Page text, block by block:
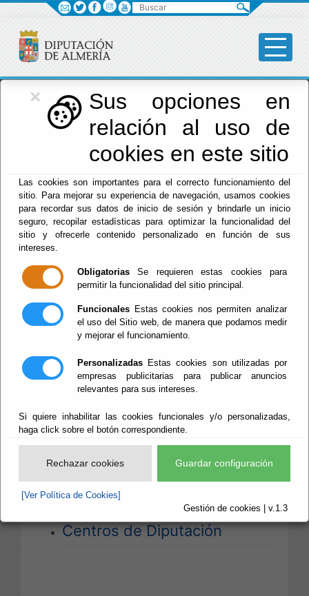
×
Sus opciones en
relación al uso de
cookies en este sitio
Las cookies son importantes para el correcto funcionamiento del
sitio. Para mejorar su experiencia de navegación, usamos cookies
para recordar sus datos de inicio de sesión y brindarle un inicio
seguro, recopilar estadísticas para optimizar la funcionalidad del
sitio y ofrecerle contenido personalizado en función de sus
intereses.
Obligatorias Se requieren estas cookies para
permitir la funcionalidad del sitio principal.
Funcionales Estas cookies nos permiten analizar
el uso del Sitio web, de manera que podamos medir
y mejorar el funcionamiento.
Personalizadas Estas cookies son utilizadas por
empresas publicitarias para publicar anuncios
relevantes para sus intereses.
Si quiere inhabilitar las cookies funcionales y/o personalizadas,
haga click sobre el botón correspondiente.
Rechazar cookies Guardar configuración
[Ver Política de Cookies]
Gestión de cookies | v.1.3
Diputación
Menú Diputación
Almería
Organigrama de la
Diputación de
Almería
Información de Organigrama y
Organización de la Diputación:
Organigrama
Estructura y Servicios
Centros de Diputación
Buscar